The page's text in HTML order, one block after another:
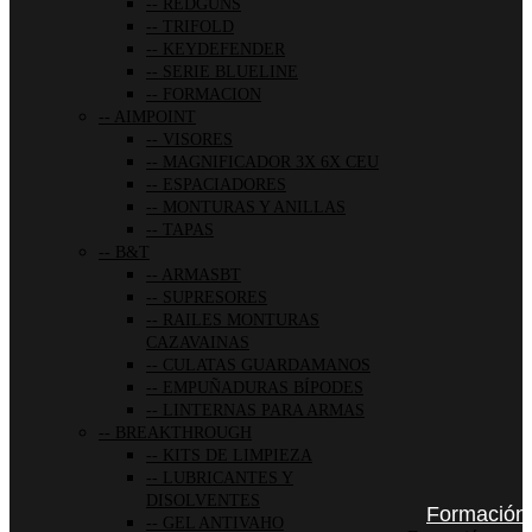
REDGUNS
TRIFOLD
KEYDEFENDER
SERIE BLUELINE
FORMACION
AIMPOINT
VISORES
MAGNIFICADOR 3X 6X CEU
ESPACIADORES
MONTURAS Y ANILLAS
TAPAS
B&T
ARMASBT
SUPRESORES
RAILES MONTURAS
CAZAVAINAS
CULATAS GUARDAMANOS
EMPUÑADURAS BÍPODES
LINTERNAS PARA ARMAS
BREAKTHROUGH
KITS DE LIMPIEZA
LUBRICANTES Y
DISOLVENTES
GEL ANTIVAHO
Formación